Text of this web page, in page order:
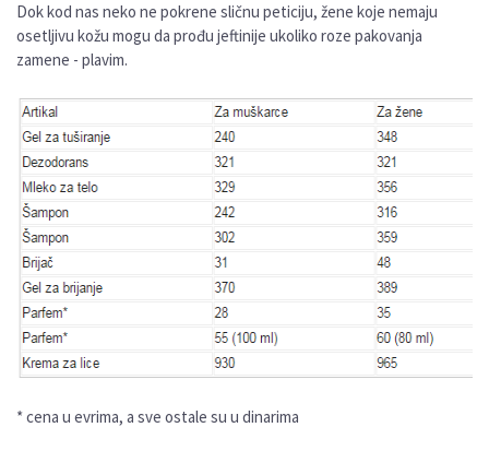
Dok kod nas neko ne pokrene sličnu peticiju, žene koje nemaju
osetljivu kožu mogu da prođu jeftinije ukoliko roze pakovanja
zamene - plavim.
* cena u evrima, a sve ostale su u dinarima